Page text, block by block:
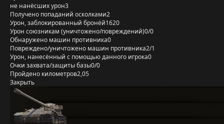
не нанёсших урон3
Получено попаданий осколками2
Урон, заблокированный бронёй1620
Урон союзникам (уничтожено/повреждений)0/0
Обнаружено машин противника0
Повреждено/уничтожено машин противника2/1
Урон, нанесённый с помощью данного игрока0
Очки захвата/защиты базы0/0
Пройдено километров2,05
Закрыть